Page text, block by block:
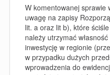
W komentowanej sprawie
uwagę na zapisy
lit. a oraz lit b), które
należy utrzymać
inwestycję w regionie
w przypadku dużych
wprowadzenia do